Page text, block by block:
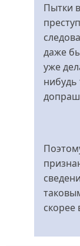
Пытки
даже
уже
скорее